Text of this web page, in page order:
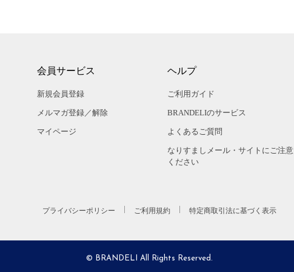
会員サービス
新規会員登録
メルマガ登録／解除
マイページ
ヘルプ
ご利用ガイド
BRANDELIのサービス
よくあるご質問
なりすましメール・サイトにご注意
ください
プライバシーポリシー ご利用規約 特定商取引法に基づく表示
© BRANDELI All Rights Reserved.